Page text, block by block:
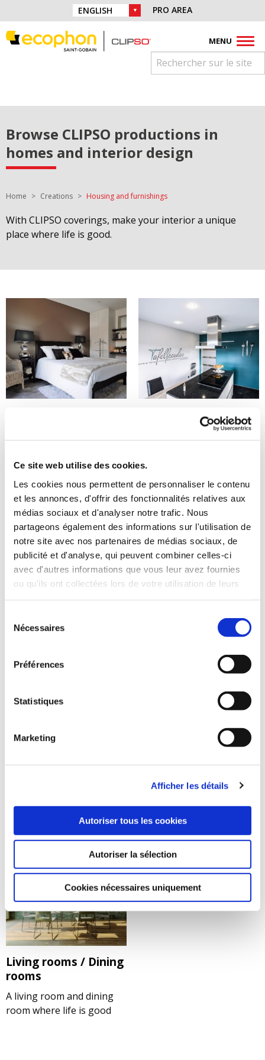
Ce site web utilise des cookies.
Les cookies nous permettent de personnaliser le contenu
et les annonces, d'offrir des fonctionnalités relatives aux
médias sociaux et d'analyser notre trafic. Nous
partageons également des informations sur l'utilisation de
notre site avec nos partenaires de médias sociaux, de
publicité et d'analyse, qui peuvent combiner celles-ci
avec d'autres informations que vous leur avez fournies
ou qu'ils ont collectées lors de votre utilisation de leurs
Nécessaires
Préférences
Statistiques
Marketing
Afficher les détails
Autoriser tous les cookies
Autoriser la sélection
Cookies nécessaires uniquement
Skip to navigation
Skip to content
FacebookInstagram
YoutubePinterestLinkedin
CHOICE OF LANGUAGE :PRO AREA
MENU
Browse CLIPSO productions in
homes and interior design
You are here:
Home Creations Housing and furnishings
With CLIPSO coverings, make your interior a unique
place where life is good.
A kitchen that combines
Entrance halls and
A functional and neat
Like in the cinema but at
Bathrooms
A bathroom that’s easy to
maintain
Living rooms / Dining
rooms
A living room and dining
room where life is good